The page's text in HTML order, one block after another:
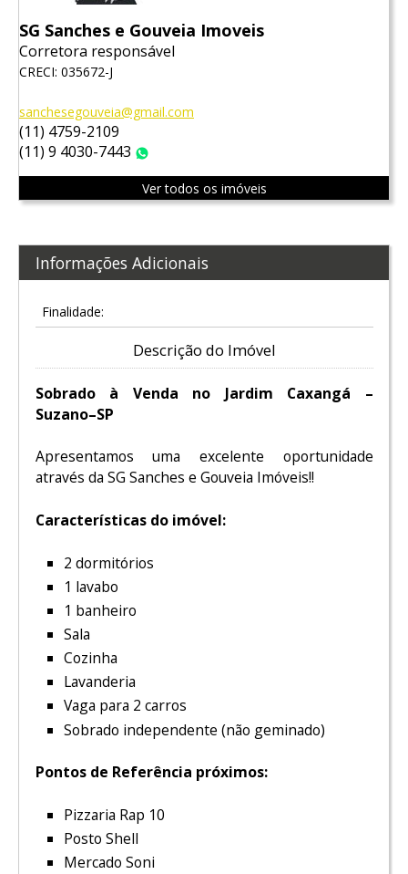
SG Sanches e Gouveia Imoveis
Corretora responsável
CRECI: 035672-J
sanchesegouveia@gmail.com
(11) 4759-2109
(11) 9 4030-7443
Ver todos os imóveis
Informações Adicionais
Finalidade:
Descrição do Imóvel
Sobrado à Venda no Jardim Caxangá –
Suzano–SP
Apresentamos uma excelente oportunidade
através da SG Sanches e Gouveia Imóveis!!
Características do imóvel:
2 dormitórios
1 lavabo
1 banheiro
Sala
Cozinha
Lavanderia
Vaga para 2 carros
Sobrado independente (não geminado)
Pontos de Referência próximos:
Pizzaria Rap 10
Posto Shell
Mercado Soni